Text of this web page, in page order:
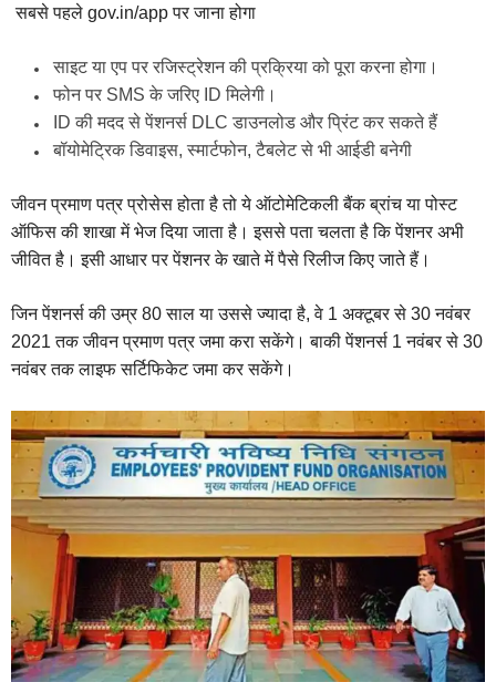
सबसे पहले gov.in/app पर जाना होगा
साइट या एप पर रजिस्ट्रेशन की प्रक्रिया को पूरा करना होगा।
फोन पर SMS के जरिए ID मिलेगी।
ID की मदद से पेंशनर्स DLC डाउनलोड और प्रिंट कर सकते हैं
बॉयोमेट्रिक डिवाइस, स्मार्टफोन, टैबलेट से भी आईडी बनेगी
जीवन प्रमाण पत्र प्रोसेस होता है तो ये ऑटोमेटिकली बैंक ब्रांच या पोस्ट
ऑफिस की शाखा में भेज दिया जाता है। इससे पता चलता है कि पेंशनर अभी
जीवित है। इसी आधार पर पेंशनर के खाते में पैसे रिलीज किए जाते हैं।
जिन पेंशनर्स की उम्र 80 साल या उससे ज्यादा है, वे 1 अक्टूबर से 30 नवंबर
2021 तक जीवन प्रमाण पत्र जमा करा सकेंगे। बाकी पेंशनर्स 1 नवंबर से 30
नवंबर तक लाइफ सर्टिफिकेट जमा कर सकेंगे।